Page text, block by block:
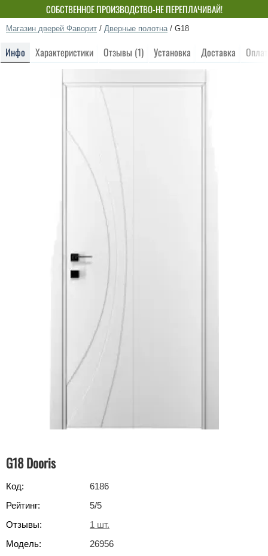
СОБСТВЕННОЕ ПРОИЗВОДСТВО-НЕ ПЕРЕПЛАЧИВАЙ!
Магазин дверей Фаворит / Дверные полотна / G18
Инфо Характеристики Отзывы (1) Установка Доставка
G18 Dooris
Код:
6186
Рейтинг:
5/5
Отзывы:
1 шт.
Модель:
26956